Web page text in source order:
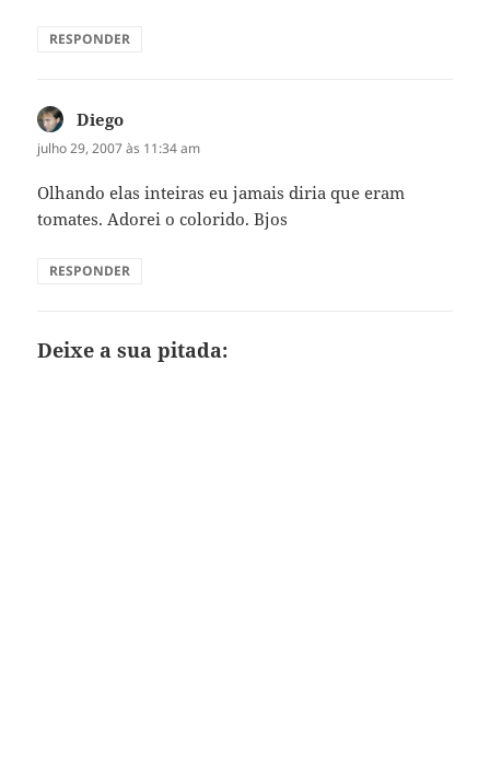
RESPONDER
Diego
julho 29, 2007 às 11:34 am
Olhando elas inteiras eu jamais diria que eram
tomates. Adorei o colorido. Bjos
RESPONDER
Deixe a sua pitada: